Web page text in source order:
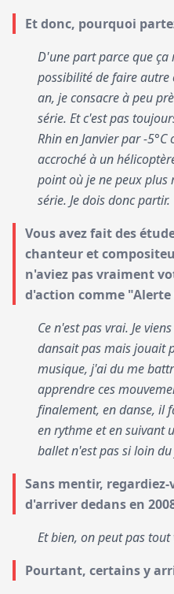
Et donc, pourquoi
D'une part parce que
possibilité de faire autre
an, je consacre à peu
série. Et c'est pas
Rhin en Janvier par -
accroché à un
point où je ne peux
série. Je dois donc partir.
Vous avez fait des
chanteur et
n'aviez pas vraiment
d'action comme "Alerte
Ce n'est pas vrai. Je
dansait pas mais jouait
musique, j'ai du me
apprendre ces
finalement, en danse, il
en rythme et en suivant
ballet n'est pas si loin
Sans mentir,
d'arriver dedans en
Et bien, on peut pas
Pourtant, certains y